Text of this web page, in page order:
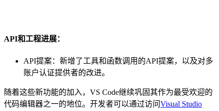
API和工程进展：
API提案：新增了工具和函数调用的API提案，以及对多
账户认证提供者的改进。
随着这些新功能的加入，VS Code继续巩固其作为最受欢迎的
代码编辑器之一的地位。开发者可以通过访问Visual Studio